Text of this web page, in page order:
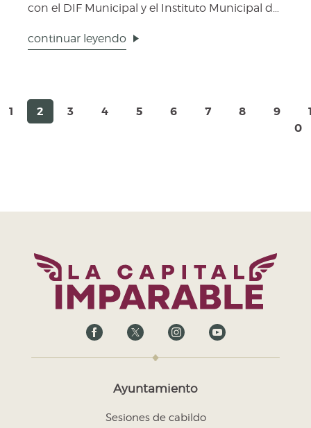
con el DIF Municipal y el Instituto Municipal del
continuar leyendo
1 2 3 4 5 6 7 8 9
0
Ayuntamiento
Sesiones de cabildo